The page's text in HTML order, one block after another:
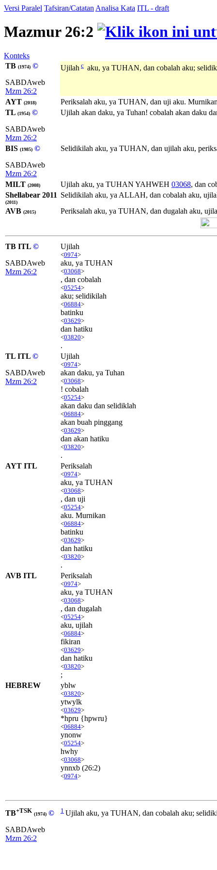
Versi Paralel Tafsiran/Catatan Analisa Kata ITL - draft
Mazmur 26:2
Konteks
TB (1974) ©
SABDAweb
Mzm 26:2
Ujilah c aku, ya TUHAN, dan cobalah aku;
AYT (2018)
Periksalah aku, ya TUHAN, dan uji aku.
TL (1954) ©
SABDAweb
Mzm 26:2
Ujilah akan daku, ya Tuhan! cobalah akan daku
BIS (1985) ©
SABDAweb
Mzm 26:2
Selidikilah aku, ya TUHAN, dan ujilah aku,
MILT (2008) Ujilah aku, ya TUHAN YAHWEH 03068, dan
Shellabear 2011
(2011)
Selidikilah aku, ya ALLAH, dan cobalah aku,
AVB (2015) Periksalah aku, ya TUHAN, dan dugalah aku,
TB ITL ©
SABDAweb
Mzm 26:2
Ujilah
<0974>
aku, ya TUHAN
<03068>
, dan cobalah
<05254>
aku; selidikilah
<06884>
batinku
<03629>
dan hatiku
<03820>
.
TL ITL ©
SABDAweb
Mzm 26:2
Ujilah
<0974>
akan daku, ya Tuhan
<03068>
! cobalah
<05254>
akan daku dan selidiklah
<06884>
akan buah pinggang
<03629>
dan akan hatiku
<03820>
.
AYT ITL
Periksalah
<0974>
aku, ya TUHAN
<03068>
, dan uji
<05254>
aku. Murnikan
<06884>
batinku
<03629>
dan hatiku
<03820>
.
AVB ITL
Periksalah
<0974>
aku, ya TUHAN
<03068>
, dan dugalah
<05254>
aku, ujilah
<06884>
fikiran
<03629>
dan hatiku
<03820>
;
HEBREW
yblw
<03820>
ytwylk
<03629>
*hpru {hpwru}
<06884>
ynonw
<05254>
hwhy
<03068>
ynnxb (26:2)
<0974>
TB+TSK (1974) ©
SABDAweb
Mzm 26:2
1 Ujilah aku, ya TUHAN, dan cobalah aku;